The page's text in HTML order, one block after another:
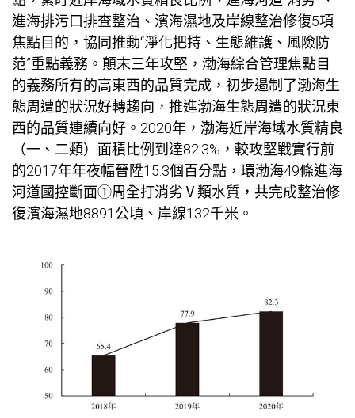
進海排污口排查整治、濱海濕地及岸線整治修復5項
焦點目的，協同推動“淨化把持、生態維護、風險防
范”重點義務。顛末三年攻堅，渤海綜合管理焦點目
的義務所有的高東西的品質完成，初步遏制了渤海生
態周遭的狀況好轉趨向，推進渤海生態周遭的狀況東
西的品質連續向好。2020年，渤海近岸海域水質精良
（一、二類）面積比例到達82.3%，較攻堅戰實行前
的2017年年夜幅晉陞15.3個百分點，環渤海49條進海
河道國控斷面①周全打消劣Ⅴ類水質，共完成整治修
復濱海濕地8891公頃、岸線132千米。